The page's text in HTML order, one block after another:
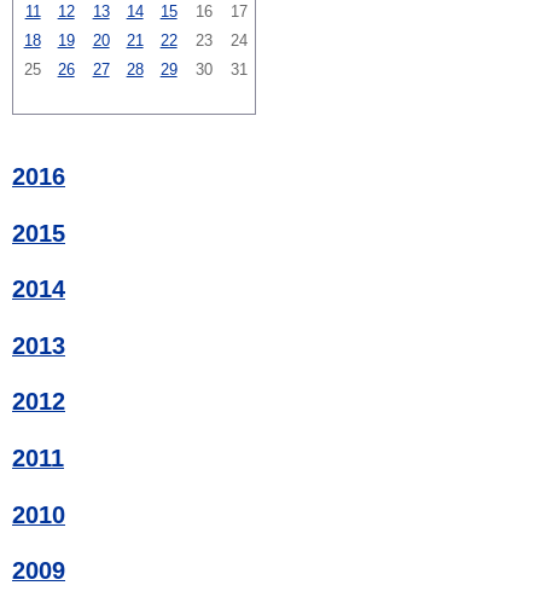
11
12 13 14 15 16
17
18
19 20 21 22 23
24
25
26 27 28 29 30 31
2016
2015
2014
2013
2012
2011
2010
2009